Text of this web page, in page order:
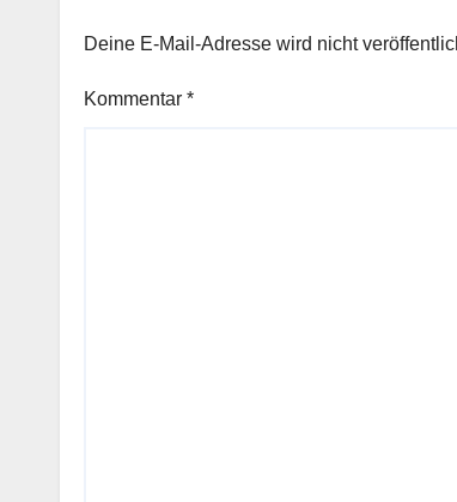
Deine E-Mail-Adresse wird nicht
Kommentar *